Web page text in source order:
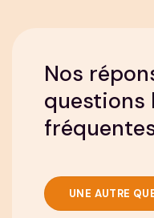
Nos
questions
UNE AUTRE